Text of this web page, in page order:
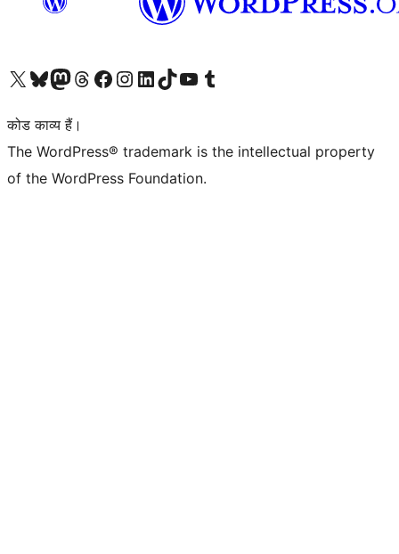
Visit our X (formerly Twitter) account
हमारे बलुस्की खाते पर जाएँVisit our Mastodon account
हमारे थ्रेड्स अकाउंट पर जाएंहमारे फेसबुक पेज पर जाएँहमारे इंस्टाग्राम अकाउंट पर जाएंहमारे लिंक्डइन खाते पर जाएँहमारे टिकटॉक खाते पर जाएँहमारे यूट्यूब चैनल पर जाएंहमारे Tumblr खाते पर जाएँ
कोड काव्य हैं।
The WordPress® trademark is the intellectual property
of the WordPress Foundation.